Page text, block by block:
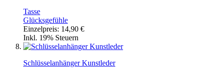
Tasse
Glücksgefühle
Einzelpreis: 14,90 €
Inkl. 19% Steuern
Schlüsselanhänger Kunstleder